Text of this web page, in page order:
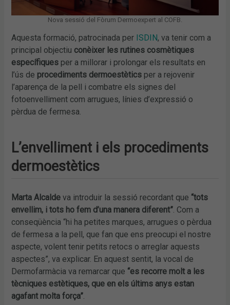
Nova sessió del Fòrum Dermoexpert al COFB.
Aquesta formació, patrocinada per ISDIN, va tenir com a
principal objectiu conèixer les rutines cosmètiques
específiques per a millorar i prolongar els resultats en
l’ús de procediments dermoestètics per a rejovenir
l’aparença de la pell i combatre els signes del
fotoenvelliment com arrugues, línies d’expressió o
pèrdua de fermesa.
L’envelliment i els procediments
dermoestètics
Marta Alcalde va introduir la sessió recordant que “tots
envellim, i tots ho fem d’una manera diferent”. Com a
conseqüència “hi ha petites marques, arrugues o pèrdua
de fermesa a la pell, que fan que ens preocupi el nostre
aspecte, volent tenir petits retocs o arreglar aquests
aspectes”, va explicar. En aquest sentit, la vocal de
Dermofarmàcia va remarcar que “es recorre molt a les
tècniques estètiques, que en els últims anys estan
agafant molta força”.